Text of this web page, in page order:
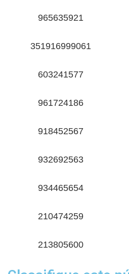
965635921
351916999061
603241577
961724186
918452567
932692563
934465654
210474259
213805600